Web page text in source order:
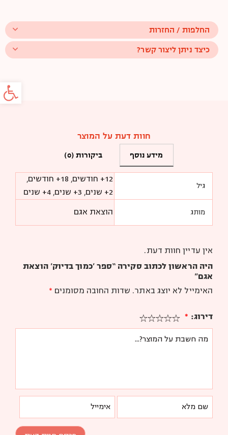
החלפות / החזרות
כיצד ניתן ליצור קשר?
חוות דעת על המוצר
מידע נוסף ביקורות (0)
גיל
12+ חודשים , 18+ חודשים
,
2+ שנים
, 3+ שנים ,4+ שנים
מותג הוצאת אגם
אין עדיין חוות דעת.
היה הראשון לכתוב סקירה “ספר 'כמוך בדיוק' הוצאת
אגם”
האימייל לא יוצג באתר. שדות החובה מסומנים *
דירוג: *